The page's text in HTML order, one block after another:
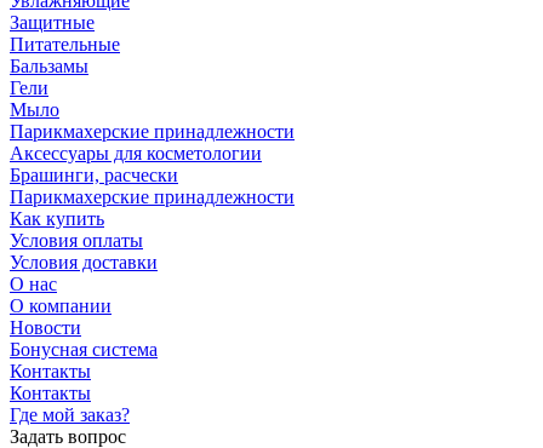
Защитные
Питательные
Бальзамы
Гели
Мыло
Парикмахерские принадлежности
Аксессуары для косметологии
Брашинги, расчески
Парикмахерские принадлежности
Как купить
Условия оплаты
Условия доставки
О нас
О компании
Новости
Бонусная система
Контакты
Контакты
Где мой заказ?
Задать вопрос